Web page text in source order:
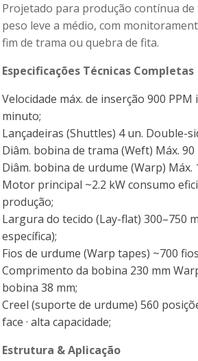
Projetado para produção contínua de
peso leve a médio, com
fim de trama ou quebra de fita.
Especificações Técnicas Completas
Velocidade máx. de inserção 900 PPM
minuto;
Lançadeiras (Shuttles) 4un. Double-
Diâm. bobina de trama (Weft) Máx. 90
Diâm. bobina de urdume (Warp) Máx.
Motor principal ~2.2 kWconsumo
produção;
Largura do tecido (Lay-flat) 300–750
específica);
Fios de urdume (Warp tapes) ~700 fios
Comprimento da bobina 230 mm
bobina 38 mm;
Creel (suporte de urdume) 560
face · alta capacidade;
Estrutura & Aplicação